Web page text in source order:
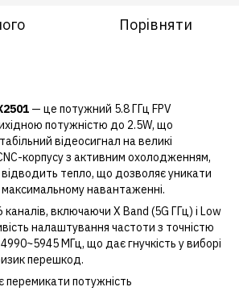
Порівняти
— це потужний 5.8 ГГц FPV
потужністю до 2.5W, що
відеосигнал на великі
корпусу з активним охолодженням,
тепло, що дозволяє уникати
максимальному навантаженні.
включаючи X Band (5G ГГц) і Low
налаштування частоти з точністю
МГц, що дає гнучкість у виборі
перешкод.
потужність